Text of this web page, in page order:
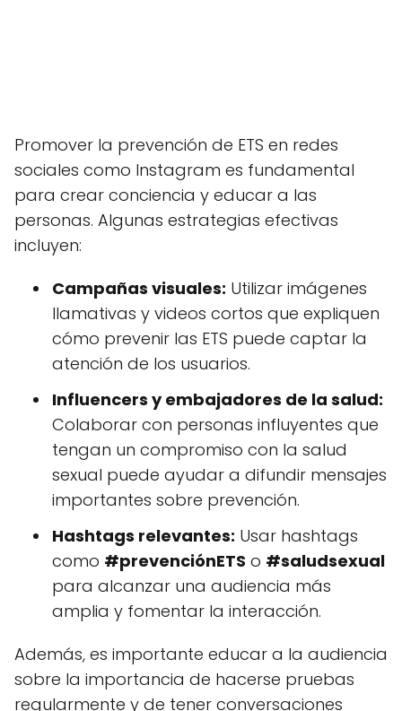
Promover la prevención de ETS en redes
sociales como Instagram es fundamental
para crear conciencia y educar a las
personas. Algunas estrategias efectivas
incluyen:
Campañas visuales: Utilizar imágenes
llamativas y videos cortos que expliquen
cómo prevenir las ETS puede captar la
atención de los usuarios.
Influencers y embajadores de la salud:
Colaborar con personas influyentes que
tengan un compromiso con la salud
sexual puede ayudar a difundir mensajes
importantes sobre prevención.
Hashtags relevantes: Usar hashtags
como #prevenciónETS o #saludsexual
para alcanzar una audiencia más
amplia y fomentar la interacción.
Además, es importante educar a la audiencia
sobre la importancia de hacerse pruebas
regularmente y de tener conversaciones